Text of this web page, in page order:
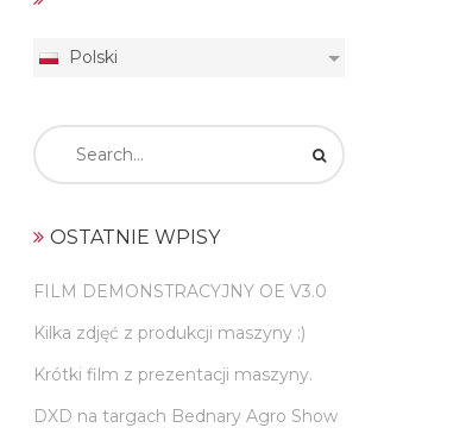
Polski
Search
for:
OSTATNIE WPISY
FILM DEMONSTRACYJNY OE V3.0
Kilka zdjęć z produkcji maszyny :)
Krótki film z prezentacji maszyny.
DXD na targach Bednary Agro Show